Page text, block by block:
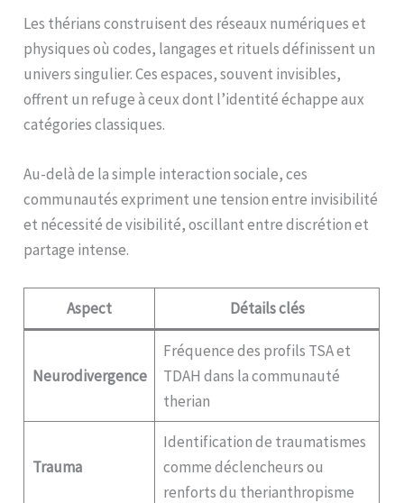
Les thérians construisent des réseaux numériques et
physiques où codes, langages et rituels définissent un
univers singulier. Ces espaces, souvent invisibles,
offrent un refuge à ceux dont l’identité échappe aux
catégories classiques.
Au-delà de la simple interaction sociale, ces
communautés expriment une tension entre invisibilité
et nécessité de visibilité, oscillant entre discrétion et
partage intense.
Aspect Détails clés
Neurodivergence
Fréquence des profils TSA et
TDAH dans la communauté
therian
Trauma
Identification de traumatismes
comme déclencheurs ou
renforts du therianthropisme